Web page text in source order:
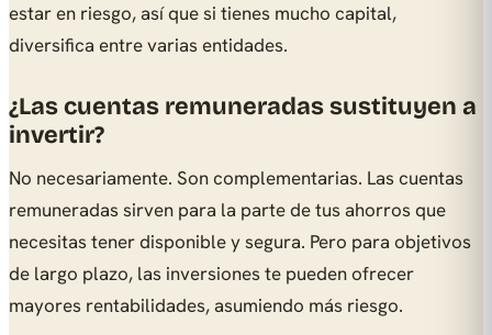
estar en riesgo, así que si tienes mucho capital,
diversifica entre varias entidades.
¿Las cuentas remuneradas sustituyen a
invertir?
No necesariamente. Son complementarias. Las cuentas
remuneradas sirven para la parte de tus ahorros que
necesitas tener disponible y segura. Pero para objetivos
de largo plazo, las inversiones te pueden ofrecer
mayores rentabilidades, asumiendo más riesgo.